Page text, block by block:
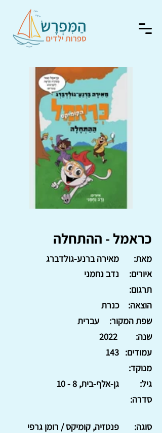
כראמל - ההתחלה
מאירה ברנע-גולדברג
מאת:
נדב נחמני
איורים:
תרגום:
כנרת
הוצאה:
עברית
שפת המקור:
2022
שנה:
143 עמודים:
מנוקד:
גן-אלף-בית, 8 - 10
גיל:
סדרה:
פנטזיה, קומיקס / רומן גרפי סוגה: